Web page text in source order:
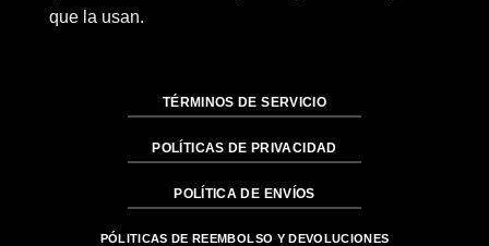
que la usan.
TÉRMINOS DE SERVICIO
POLÍTICAS DE PRIVACIDAD
POLÍTICA DE ENVÍOS
PÓLITICAS DE REEMBOLSO Y DEVOLUCIONES